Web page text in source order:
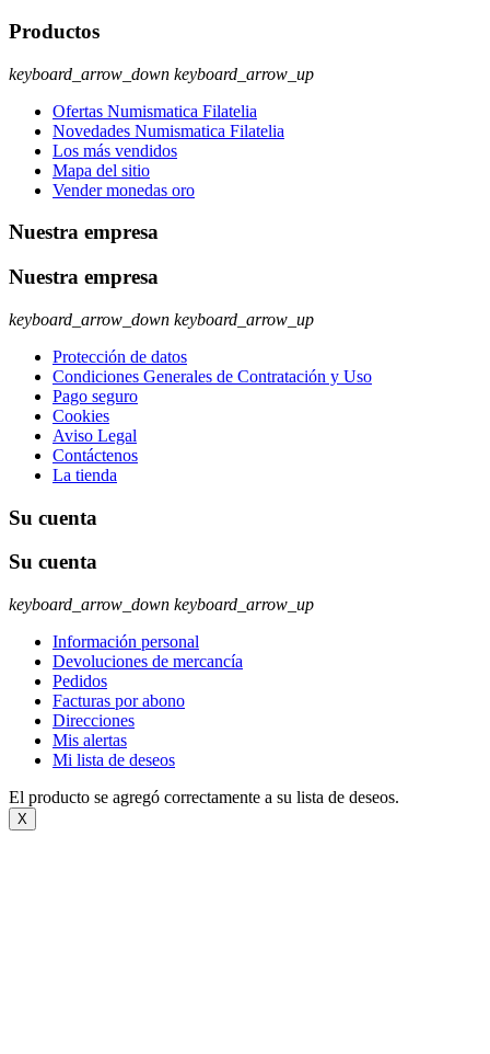
Productos
keyboard_arrow_down keyboard_arrow_up
Ofertas Numismatica Filatelia
Novedades Numismatica Filatelia
Los más vendidos
Mapa del sitio
Vender monedas oro
Nuestra empresa
Nuestra empresa
keyboard_arrow_down keyboard_arrow_up
Protección de datos
Condiciones Generales de Contratación y Uso
Pago seguro
Cookies
Aviso Legal
Contáctenos
La tienda
Su cuenta
Su cuenta
keyboard_arrow_down keyboard_arrow_up
Información personal
Devoluciones de mercancía
Pedidos
Facturas por abono
Direcciones
Mis alertas
Mi lista de deseos
El producto se agregó correctamente a su lista de deseos.
X